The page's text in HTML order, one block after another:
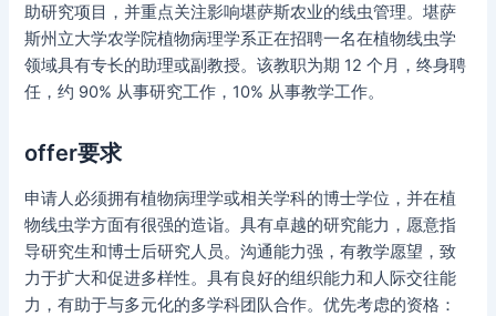
助研究项目，并重点关注影响堪萨斯农业的线虫管理。堪萨
斯州立大学农学院植物病理学系正在招聘一名在植物线虫学
领域具有专长的助理或副教授。该教职为期 12 个月，终身聘
任，约 90% 从事研究工作，10% 从事教学工作。
offer要求
申请人必须拥有植物病理学或相关学科的博士学位，并在植
物线虫学方面有很强的造诣。具有卓越的研究能力，愿意指
导研究生和博士后研究人员。沟通能力强，有教学愿望，致
力于扩大和促进多样性。具有良好的组织能力和人际交往能
力，有助于与多元化的多学科团队合作。优先考虑的资格：